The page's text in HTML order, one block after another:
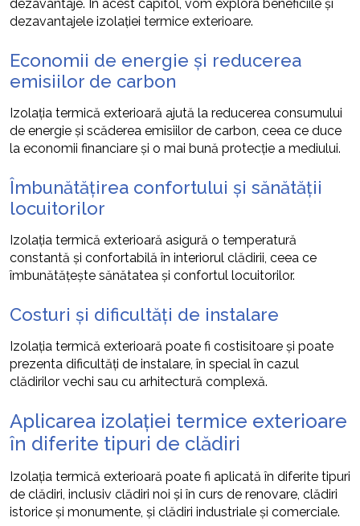
dezavantaje. În acest capitol, vom explora beneficiile și
dezavantajele izolației termice exterioare.
Economii de energie și reducerea
emisiilor de carbon
Izolația termică exterioară ajută la reducerea consumului
de energie și scăderea emisiilor de carbon, ceea ce duce
la economii financiare și o mai bună protecție a mediului.
Îmbunătățirea confortului și sănătății
locuitorilor
Izolația termică exterioară asigură o temperatură
constantă și confortabilă în interiorul clădirii, ceea ce
îmbunătățește sănătatea și confortul locuitorilor.
Costuri și dificultăți de instalare
Izolația termică exterioară poate fi costisitoare și poate
prezenta dificultăți de instalare, în special în cazul
clădirilor vechi sau cu arhitectură complexă.
Aplicarea izolației termice exterioare
în diferite tipuri de clădiri
Izolația termică exterioară poate fi aplicată în diferite tipuri
de clădiri, inclusiv clădiri noi și în curs de renovare, clădiri
istorice și monumente, și clădiri industriale și comerciale.